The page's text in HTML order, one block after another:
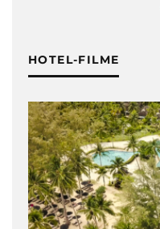
HOTEL-FILME